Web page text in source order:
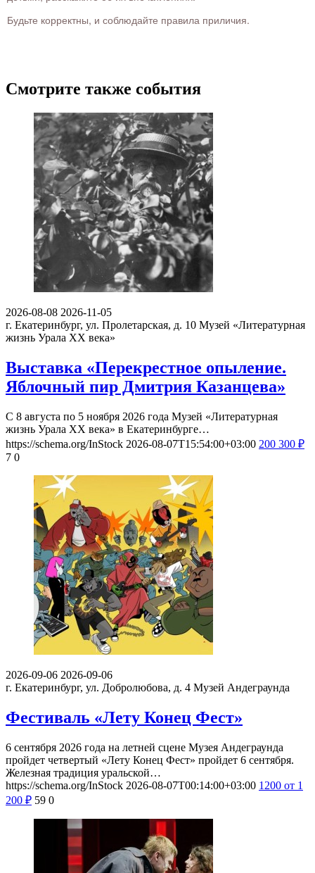
Будьте корректны, и соблюдайте правила приличия.
Смотрите также события
2026-08-08 2026-11-05
г. Екатеринбург, ул. Пролетарская, д. 10 Музей «Литературная
жизнь Урала ХХ века»
Выставка «Перекрестное опыление.
Яблочный пир Дмитрия Казанцева»
С 8 августа по 5 ноября 2026 года Музей «Литературная
жизнь Урала ХХ века» в Екатеринбурге…
https://schema.org/InStock 2026-08-07T15:54:00+03:00 200 300 ₽
7 0
2026-09-06 2026-09-06
г. Екатеринбург, ул. Добролюбова, д. 4 Музей Андеграунда
Фестиваль «Лету Конец Фест»
6 сентября 2026 года на летней сцене Музея Андеграунда
пройдет четвертый «Лету Конец Фест» пройдет 6 сентября.
Железная традиция уральской…
https://schema.org/InStock 2026-08-07T00:14:00+03:00 1200 от 1
200 ₽ 59 0